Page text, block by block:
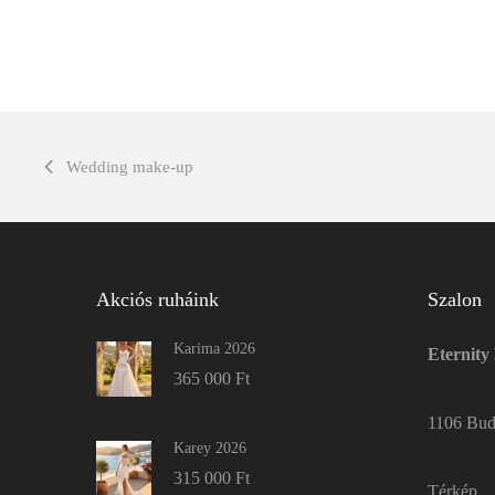
Wedding make-up
Akciós ruháink
Karima 2026
365 000 Ft
Karey 2026
315 000 Ft
Szalon
Eternity
1106
Térkép